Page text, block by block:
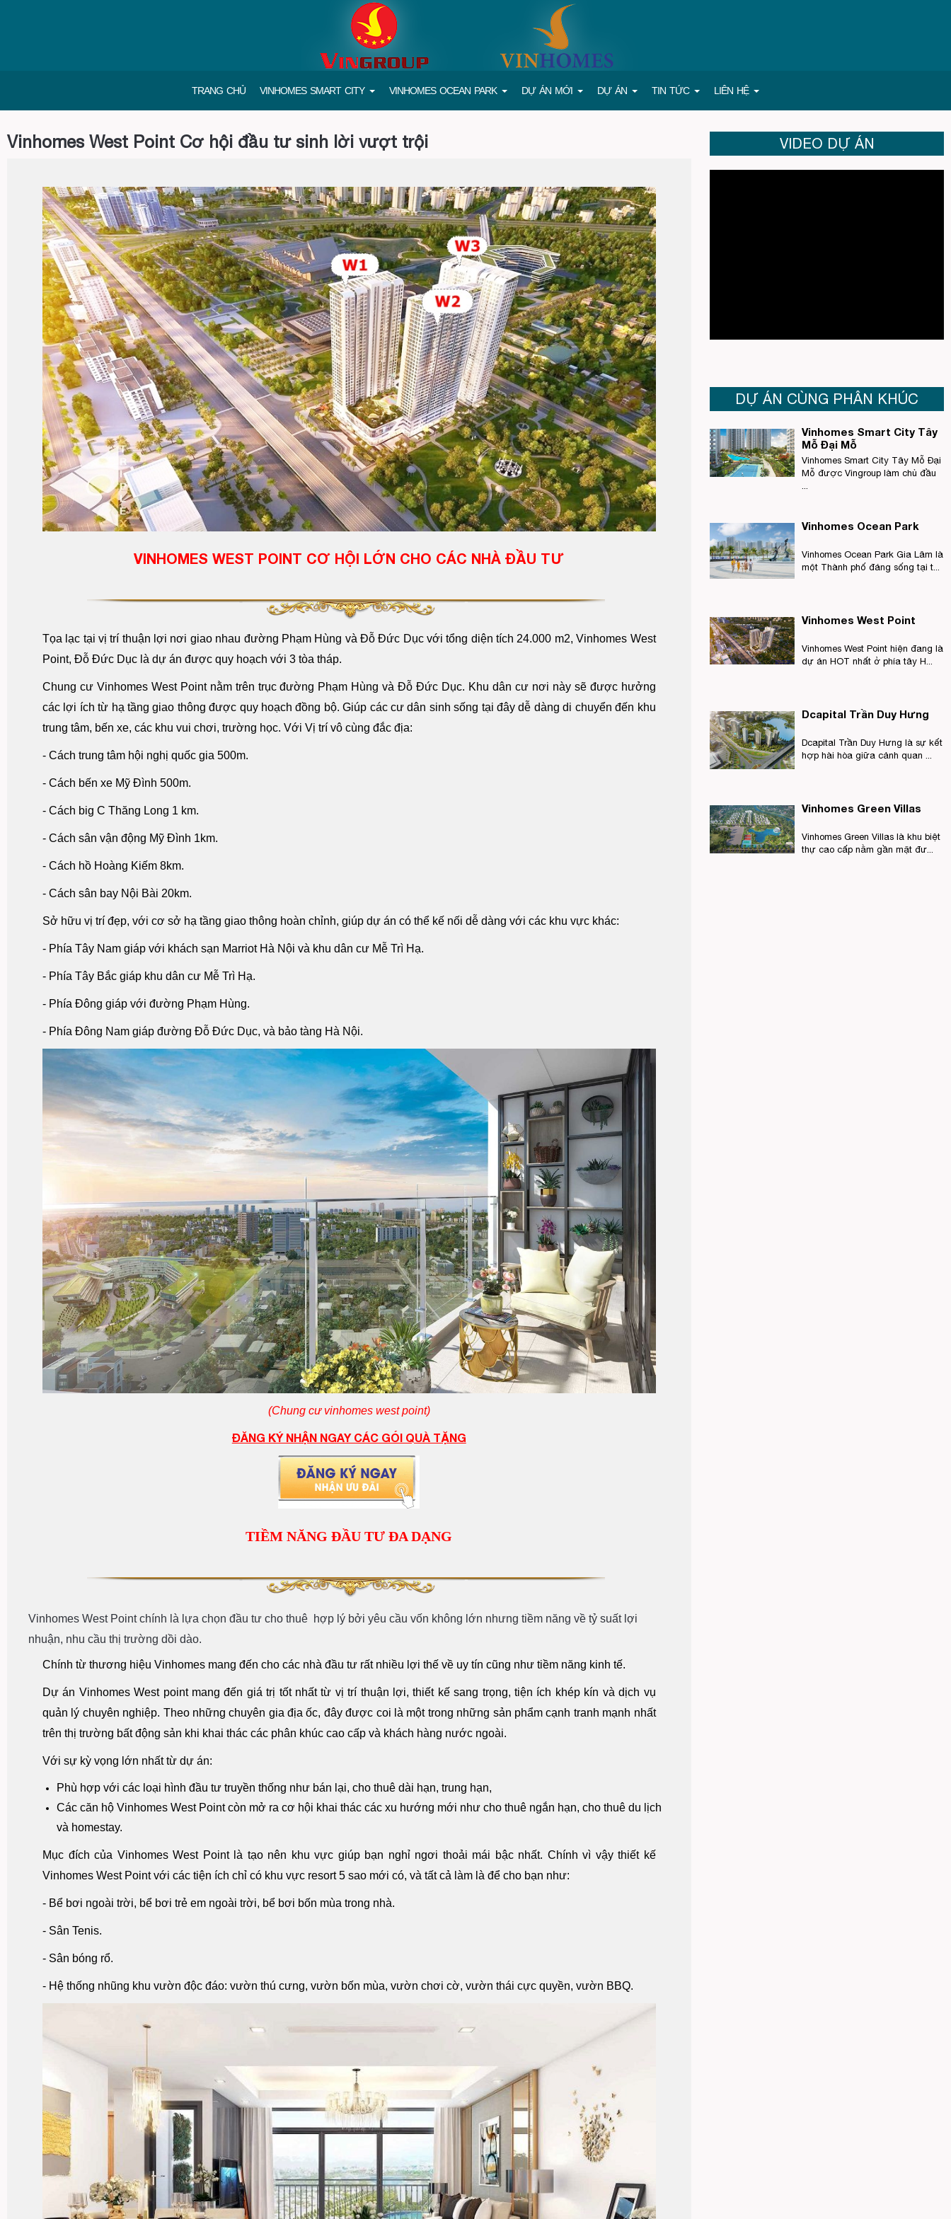
TRANG CHỦ VINHOMES SMART CITY VINHOMES OCEAN PARK DỰ ÁN MỚI DỰ ÁN TIN TỨC LIÊN HỆ
Vinhomes West Point Cơ hội đầu tư sinh lời vượt trội
VINHOMES WEST POINT CƠ HỘI LỚN CHO CÁC NHÀ ĐẦU TƯ
Tọa lạc tại vị trí thuận lợi nơi giao nhau đường Phạm Hùng và Đỗ Đức Dục với tổng diện tích 24.000 m2, Vinhomes West
Point, Đỗ Đức Dục là dự án được quy hoạch với 3 tòa tháp.
Chung cư Vinhomes West Point nằm trên trục đường Phạm Hùng và Đỗ Đức Dục. Khu dân cư nơi này sẽ được hưởng
các lợi ích từ hạ tầng giao thông được quy hoạch đồng bộ. Giúp các cư dân sinh sống tại đây dễ dàng di chuyển đến khu
trung tâm, bến xe, các khu vui chơi, trường học. Với Vị trí vô cùng đắc địa:
- Cách trung tâm hội nghị quốc gia 500m.
- Cách bến xe Mỹ Đình 500m.
- Cách big C Thăng Long 1 km.
- Cách sân vận động Mỹ Đình 1km.
- Cách hồ Hoàng Kiếm 8km.
- Cách sân bay Nội Bài 20km.
Sở hữu vị trí đẹp, với cơ sở hạ tầng giao thông hoàn chỉnh, giúp dự án có thể kế nối dễ dàng với các khu vực khác:
- Phía Tây Nam giáp với khách sạn Marriot Hà Nội và khu dân cư Mễ Trì Hạ.
- Phía Tây Bắc giáp khu dân cư Mễ Trì Hạ.
- Phía Đông giáp với đường Phạm Hùng.
- Phía Đông Nam giáp đường Đỗ Đức Dục, và bảo tàng Hà Nội.
(Chung cư vinhomes west point)
ĐĂNG KÝ NHẬN NGAY CÁC GÓI QUÀ TẶNG
TIỀM NĂNG ĐẦU TƯ ĐA DẠNG
Vinhomes West Point chính là lựa chọn đầu tư cho thuê hợp lý bởi yêu cầu vốn không lớn nhưng tiềm năng về tỷ suất lợi
nhuận, nhu cầu thị trường dồi dào.
Chính từ thương hiệu Vinhomes mang đến cho các nhà đầu tư rất nhiều lợi thế về uy tín cũng như tiềm năng kinh tế.
Dự án Vinhomes West point mang đến giá trị tốt nhất từ vị trí thuận lợi, thiết kế sang trọng, tiện ích khép kín và dịch vụ
quản lý chuyên nghiệp. Theo những chuyên gia địa ốc, đây được coi là một trong những sản phẩm cạnh tranh mạnh nhất
trên thị trường bất động sản khi khai thác các phân khúc cao cấp và khách hàng nước ngoài.
Với sự kỳ vọng lớn nhất từ dự án:
Phù hợp với các loại hình đầu tư truyền thống như bán lại, cho thuê dài hạn, trung hạn,
Các căn hộ Vinhomes West Point còn mở ra cơ hội khai thác các xu hướng mới như cho thuê ngắn hạn, cho thuê du lịch
và homestay.
Mục đích của Vinhomes West Point là tạo nên khu vực giúp bạn nghỉ ngơi thoải mái bậc nhất. Chính vì vậy thiết kế
Vinhomes West Point với các tiện ích chỉ có khu vực resort 5 sao mới có, và tất cả làm là để cho bạn như:
- Bể bơi ngoài trời, bể bơi trẻ em ngoài trời, bể bơi bốn mùa trong nhà.
- Sân Tenis.
- Sân bóng rổ.
- Hệ thống nhũng khu vườn độc đáo: vườn thú cưng, vườn bốn mùa, vườn chơi cờ, vườn thái cực quyền, vườn BBQ.
VIDEO DỰ ÁN
DỰ ÁN CÙNG PHÂN KHÚC
Vinhomes Smart City Tây
Mỗ Đại Mỗ
Vinhomes Smart City Tây Mỗ Đại
Mỗ được Vingroup làm chủ đầu
...
Vinhomes Ocean Park
Vinhomes Ocean Park Gia Lâm là
một Thành phố đáng sống tại t...
Vinhomes West Point
Vinhomes West Point hiện đang là
dự án HOT nhất ở phía tây H...
Dcapital Trần Duy Hưng
Dcapital Trần Duy Hưng là sự kết
hợp hài hòa giữa cảnh quan ...
Vinhomes Green Villas
Vinhomes Green Villas là khu biệt
thự cao cấp nằm gần mặt đư...